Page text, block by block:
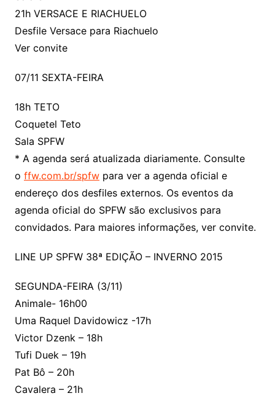
21h VERSACE E RIACHUELO
Desfile Versace para Riachuelo
Ver convite
07/11 SEXTA-FEIRA
18h TETO
Coquetel Teto
Sala SPFW
* A agenda será atualizada diariamente. Consulte
o ffw.com.br/spfwpara ver a agenda oficial e
endereço dos desfiles externos. Os eventos da
agenda oficial do SPFW são exclusivos para
convidados. Para maiores informações, ver convite.
LINE UP SPFW 38ª EDIÇÃO – INVERNO 2015
SEGUNDA-FEIRA (3/11)
Animale- 16h00
Uma Raquel Davidowicz -17h
Victor Dzenk – 18h
Tufi Duek – 19h
Pat Bô – 20h
Cavalera – 21h